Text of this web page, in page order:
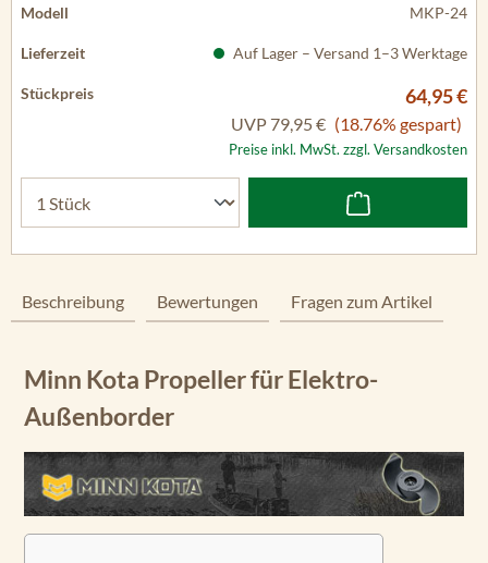
MKP-24
Auf Lager – Versand 1–3 Werktage
64,95 €
UVP 79,95 € (18.76% gespart)
Preise inkl. MwSt. zzgl. Versandkosten
Beschreibung Bewertungen Fragen zum Artikel
Minn Kota Propeller für Elektro-
Außenborder